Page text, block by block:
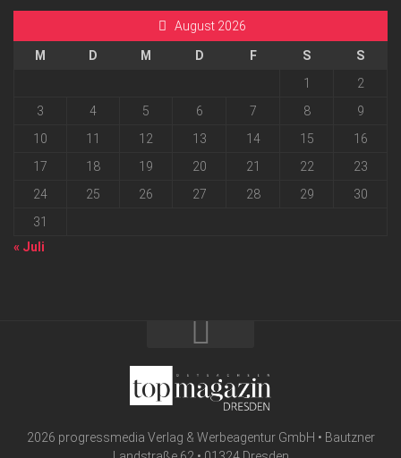
August 2026
M D M D F S
S
1
2
3
4 5 6 7 8
9
10
11 12 13 14 15
16
17
18 19 20 21 22
23
24
25 26 27 28 29
30
31
« Juli
2026 progressmedia Verlag & Werbeagentur GmbH • Bautzner